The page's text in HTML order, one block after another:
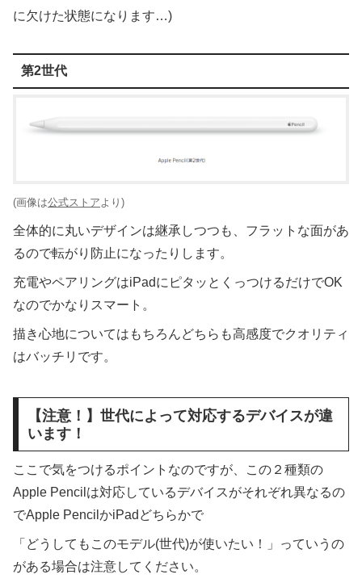
に欠けた状態になります…)
第2世代
(画像は公式ストア より)
全体的に丸いデザインは継承しつつも、フラットな面があ
るので転がり防止になったりします。
充電やペアリングはiPadにピタッとくっつけるだけでOK
なのでかなりスマート。
描き心地についてはもちろんどちらも高感度でクオリティ
はバッチリです。
【注意！】世代によって対応するデバイスが違
います！
ここで気をつけるポイントなのですが、この２種類の
Apple Pencilは対応しているデバイスがそれぞれ異なるの
でApple PencilかiPadどちらかで
「どうしてもこのモデル(世代)が使いたい！」っていうの
がある場合は注意してください。